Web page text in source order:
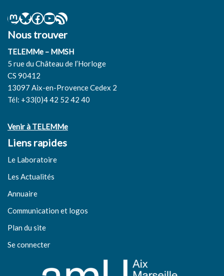
Nous trouver
TELEMMe – MMSH
5 rue du Château de l’Horloge
CS 90412
13097 Aix-en-Provence Cedex 2
Tél: +33(0)4 42 52 42 40
Venir à TELEMMe
Liens rapides
Le Laboratoire
Les Actualités
Annuaire
Communication et logos
Plan du site
Se connecter